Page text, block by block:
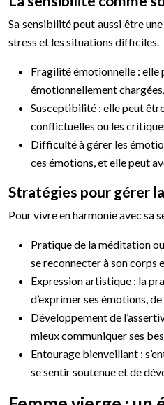
Sa sensibilité peut aussi être
stress et les situations difficiles.
Fragilité émotionnelle : elle
émotionnellement
Susceptibilité : elle peut
conflictuelles ou les
Difficulté à gérer les
ces émotions, et elle peut
Stratégies pour gérer
Pour vivre en harmonie avec sa
Pratique de la méditation
se reconnecter à son corps
Expression artistique : la
d’exprimer ses émotions,
Développement de
mieux communiquer ses
Entourage bienveillant :
se sentir soutenue et de